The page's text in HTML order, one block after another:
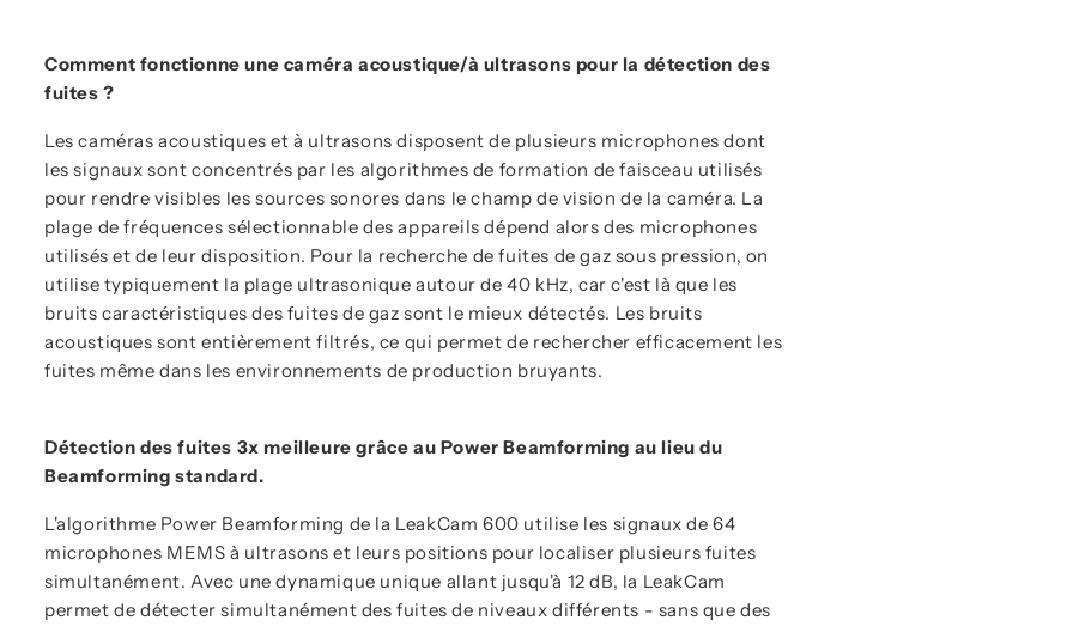
Comment fonctionne une caméra acoustique/à ultrasons pour la détection des
fuites ?
Les caméras acoustiques et à ultrasons disposent de plusieurs microphones dont
les signaux sont concentrés par les algorithmes de formation de faisceau utilisés
pour rendre visibles les sources sonores dans le champ de vision de la caméra. La
plage de fréquences sélectionnable des appareils dépend alors des microphones
utilisés et de leur disposition. Pour la recherche de fuites de gaz sous pression, on
utilise typiquement la plage ultrasonique autour de 40 kHz, car c'est là que les
bruits caractéristiques des fuites de gaz sont le mieux détectés. Les bruits
acoustiques sont entièrement filtrés, ce qui permet de rechercher efficacement les
fuites même dans les environnements de production bruyants.
Détection des fuites 3x meilleure grâce au Power Beamforming au lieu du
Beamforming standard.
L'algorithme Power Beamforming de la LeakCam 600 utilise les signaux de 64
microphones MEMS à ultrasons et leurs positions pour localiser plusieurs fuites
simultanément. Avec une dynamique unique allant jusqu'à 12 dB, la LeakCam
permet de détecter simultanément des fuites de niveaux différents - sans que des